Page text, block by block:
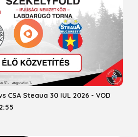
CSA Steaua 30 IUL 2026 - VOD